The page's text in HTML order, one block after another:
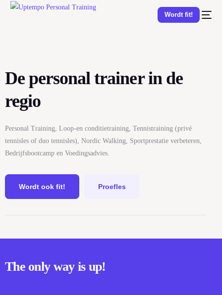
Wordt fit!
De personal trainer in de
regio
Personal Training, Loop-en conditietraining, Tennistraining (privé
tennisles of duo tennisles), Nordic Walking, Sportprestatie verbeteren,
Bedrijfsbootcamp en Voedingsadvies.
Wordt ook fit! Proefles
The only way is up!